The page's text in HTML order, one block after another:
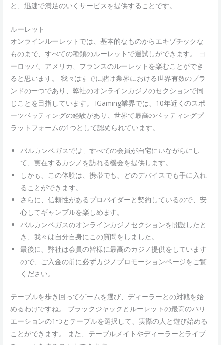
と、迅速で満足のいくサービスを提供することです。
ルーレット
オンラインルーレットでは、基本的なものからエキゾチックな
ものまで、すべての種類のルーレットで運試しができます。 ヨ
ーロッパ、アメリカ、フランスのルーレットを楽むことができ
ると思います。 我々はすでに賭け業界における世界有数のブラ
ンドの一つであり、弊社のオンラインカジノのセクションで同
じことを目指しています。 IGaming業界では、10年近くのスポ
ーツベッティングの経験があり、世界で最高のベッティングプ
ラットフォームの1つとして認められています。
バルカンベガスでは、すべての会員が自宅にいながらにし
て、実在するカジノを訪れる機会を提供します。
しかも、この体験は、携帯でも、どのデバイスでも手に入れ
ることができます。
さらに、信頼性があるプロバイダーと契約しているので、安
心してギャンブルを楽しめます。
バルカンベガスのオンラインカジノセクションを開設したと
き、我々は自分自身にこの質問をしました。
最後に、弊社は会員の皆様に最高のカジノ提供をしています
ので、ご入金の前に必ずカジノプロモーションページをご覧
ください。
テーブルを歩き回ってゲームを選び、ディーラーとの対戦を始
めるわけですね。 ブラックジャックとルーレットの最高のバリ
エーションの1つとテーブルを選択して、実際の人と遊び始める
ことができます。 また、テーブルメイトやディーラーとライブ